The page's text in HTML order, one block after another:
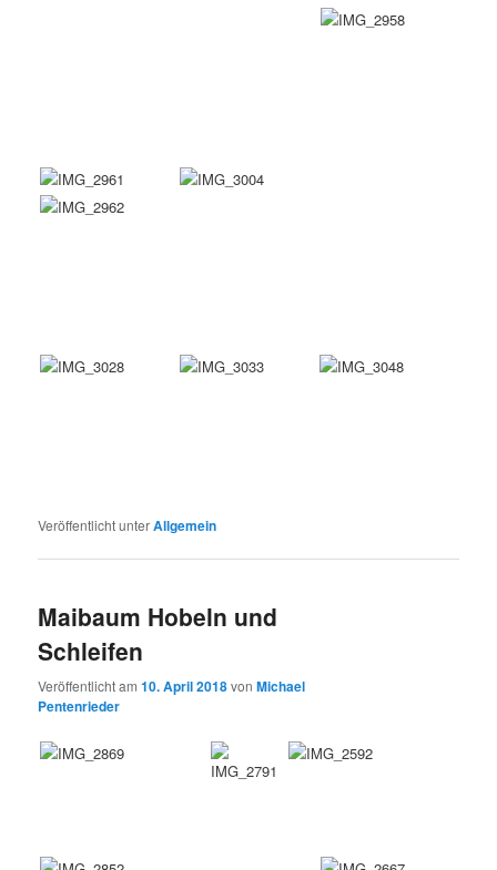
Veröffentlicht unterAllgemein
Maibaum Hobeln und
Schleifen
Veröffentlicht am10. April 2018vonMichael
Pentenrieder